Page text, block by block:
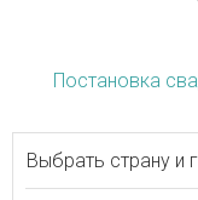
Постановка
Выбрать страну и